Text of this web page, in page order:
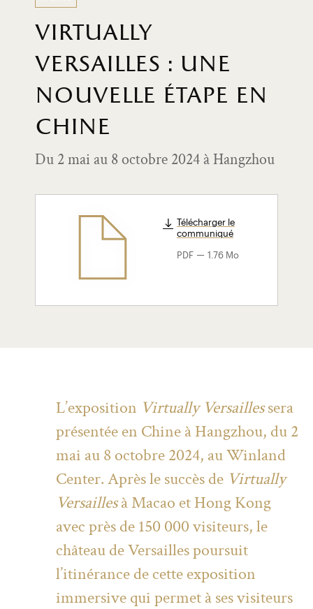
virtually
versailles : une
nouvelle étape en
chine
Du 2 mai au 8 octobre 2024 à Hangzhou
Télécharger le
communiqué
PDF 1.76 Mo
L’exposition Virtually Versaillessera
présentée en Chine à Hangzhou, du 2
mai au 8 octobre 2024, au Winland
Center. Après le succès de Virtually
Versaillesà Macao et Hong Kong
avec près de 150 000 visiteurs, le
château de Versailles poursuit
l’itinérance de cette exposition
immersive qui permet à ses visiteurs